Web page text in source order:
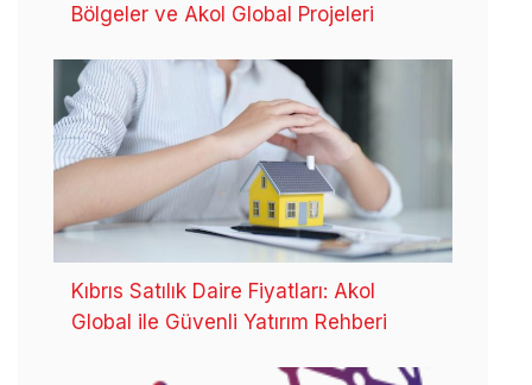
Bölgeler ve Akol Global Projeleri
Kıbrıs Satılık Daire Fiyatları: Akol
Global ile Güvenli Yatırım Rehberi